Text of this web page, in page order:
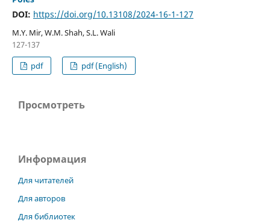
DOI: https://doi.org/10.13108/2024-16-1-127
M.Y. Mir, W.M. Shah, S.L. Wali
127-137
pdf
pdf (English)
Просмотреть
Информация
Для читателей
Для авторов
Для библиотек